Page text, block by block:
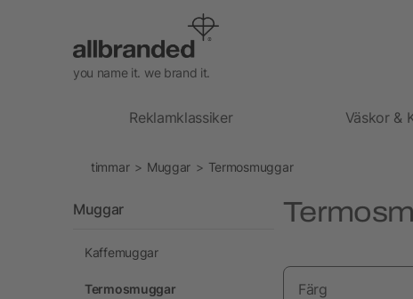
you name it. we brand it.
Reklamklassiker Väskor &
timmar Muggar Termosmuggar
Färg
Muggar
Kaffemuggar
Termosmuggar